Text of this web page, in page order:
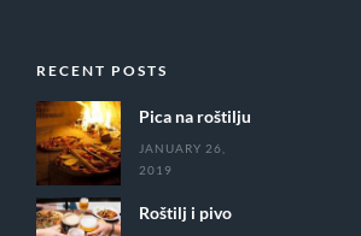
RECENT POSTS
Pica na roštilju
JANUARY 26,
2019
Roštilj i pivo